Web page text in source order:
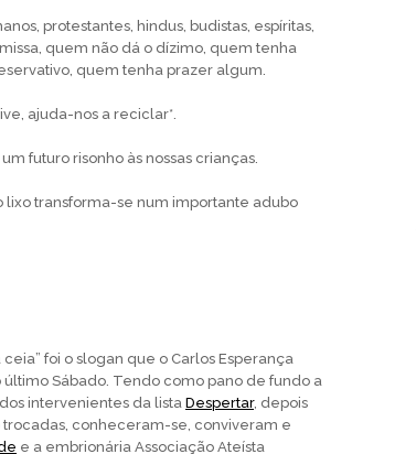
protestantes, hindus, budistas, espíritas,
quem não dá o dí­zimo, quem tenha
quem tenha prazer algum.
ajuda-nos a reciclar*.
futuro risonho às nossas crianças.
transforma-se num importante adubo
foi o slogan que o Carlos Esperança
Sábado. Tendo como pano de fundo a
intervenientes da listaDespertar, depois
conheceram-se, conviveram e
e a embrionária Associação Ateí­sta